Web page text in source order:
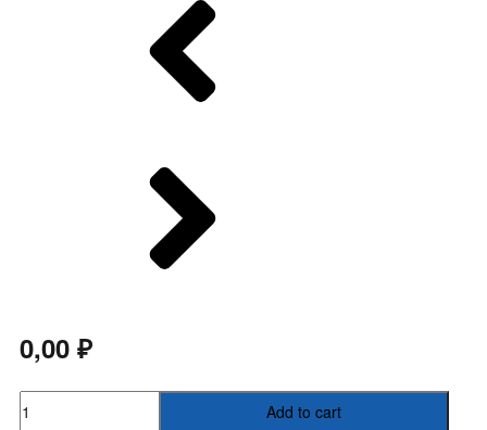
0,00 ₽
quantity
Add to cart